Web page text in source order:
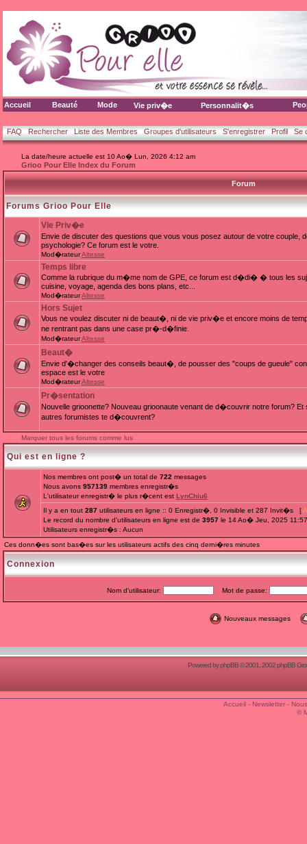
Accueil Beauté Mode Vie priv�e Personnalit�s
FAQ Rechercher Liste des Membres Groupes d'utilisateurs S'enregistrer Profil Se
La date/heure actuelle est 10 Ao� Lun, 2026 4:12 am
Grioo Pour Elle Index du Forum
Forum
Forums Grioo Pour Elle
Vie Priv�e
Envie de discuter des questions que vous vous posez autour de votre
psychologie? Ce forum est le votre.
Mod�rateurAltesse
Temps libre
Comme la rubrique du m�me nom de GPE, ce forum est d�di� � tous les
cuisine, voyage, agenda des bons plans, etc...
Mod�rateurAltesse
Hors Sujet
Vous ne voulez discuter ni de beaut�, ni de vie priv�e et encore moins de
ne rentrant pas dans une case pr�-d�finie.
Mod�rateurAltesse
Beaut�
Envie d'�changer des conseils beaut�, de pousser des "coups de gueule"
espace est le votre
Mod�rateurAltesse
Pr�sentation
Nouvelle grioonette? Nouveau grioonaute venant de d�couvrir notre forum?
autres forumistes te d�couvrent?
Marquer tous les forums comme lus
Qui est en ligne ?
Nos membres ont post� un total de 722 messages
Nous avons 957139 membres enregistr�s
L'utilisateur enregistr� le plus r�cent est LynChiu6
Il y a en tout 287 utilisateurs en ligne :: 0 Enregistr�, 0 Invisible et 287 Invit�s [
Le record du nombre d'utilisateurs en ligne est de 3957 le 14 Ao� Jeu, 2025
Utilisateurs enregistr�s : Aucun
Ces donn�es sont bas�es sur les utilisateurs actifs des cinq derni�res minutes
Connexion
Nom d'utilisateur: Mot de passe:
Nouveaux messages
Powered byphpBB© 2001, 2002 phpBB
Accueil- Newsletter-
©